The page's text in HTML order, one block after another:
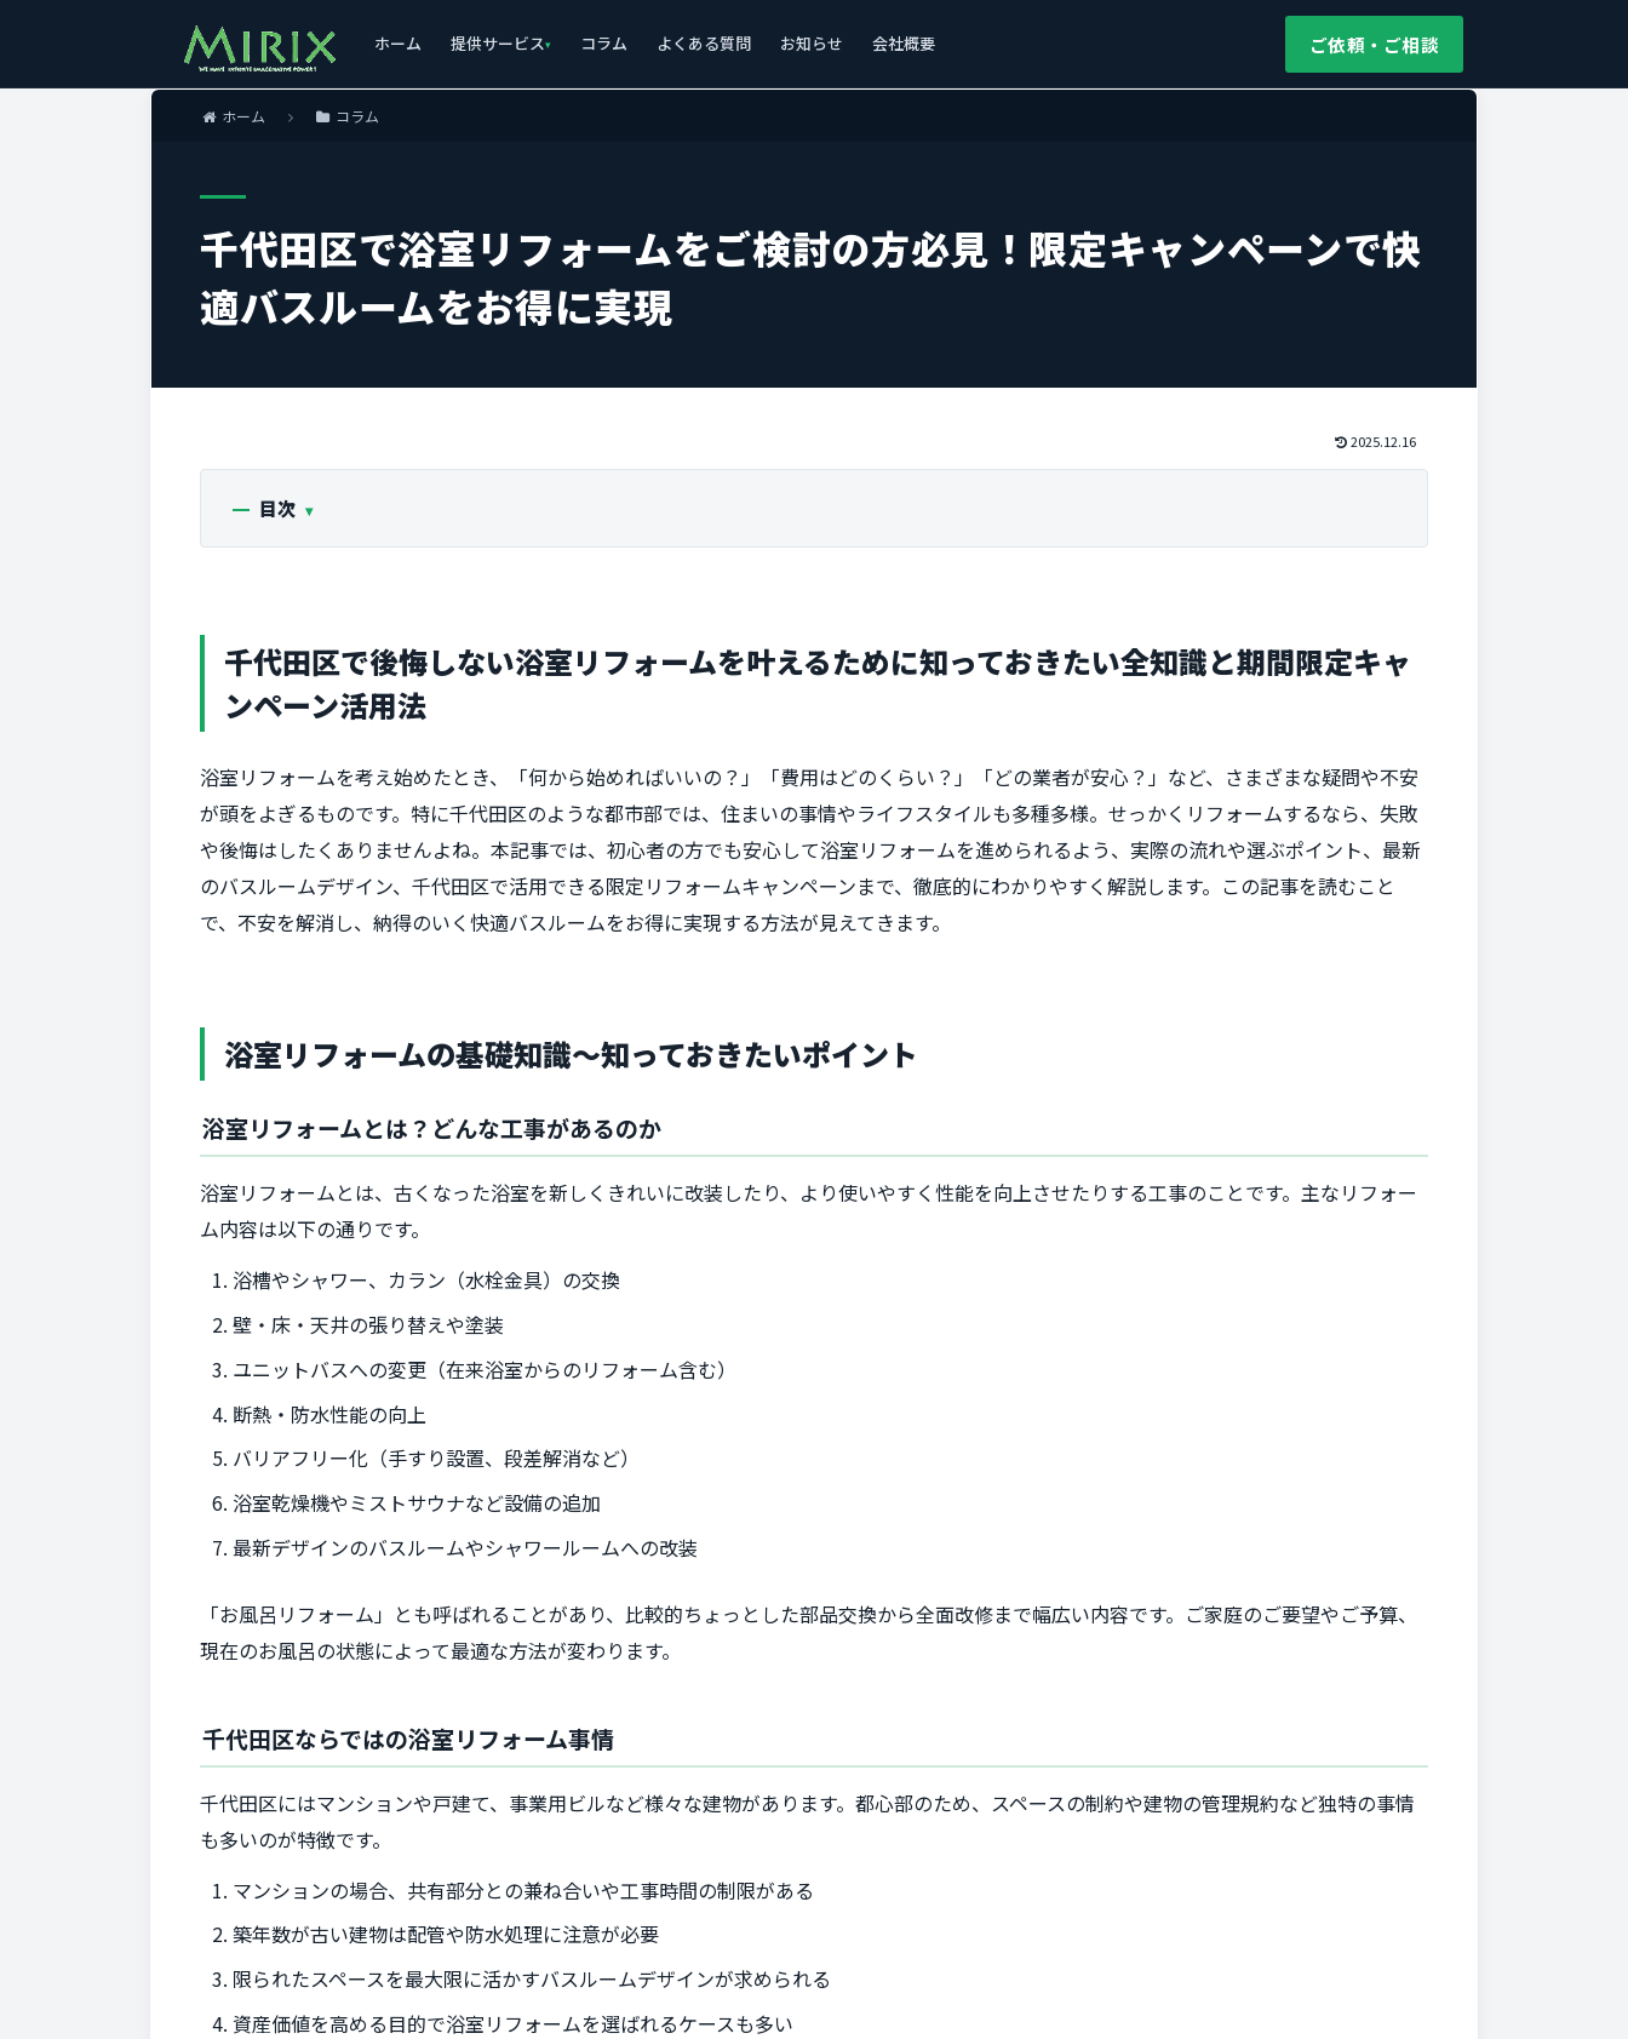
ご依頼・ご相談
ホーム 提供サービス コラム よくある質問 お知らせ 会社概要
ホーム コラム
千代田区で浴室リフォームをご検討の方必見！限定キャンペーンで快
適バスルームをお得に実現
2025.12.16
目次
千代田区で後悔しない浴室リフォームを叶えるために知っておきたい全知識と期間限定キャ
ンペーン活用法
浴室リフォームを考え始めたとき、「何から始めればいいの？」「費用はどのくらい？」「どの業者が安心？」など、さまざまな疑問や不安
が頭をよぎるものです。特に千代田区のような都市部では、住まいの事情やライフスタイルも多種多様。せっかくリフォームするなら、失敗
や後悔はしたくありませんよね。本記事では、初心者の方でも安心して浴室リフォームを進められるよう、実際の流れや選ぶポイント、最新
のバスルームデザイン、千代田区で活用できる限定リフォームキャンペーンまで、徹底的にわかりやすく解説します。この記事を読むこと
で、不安を解消し、納得のいく快適バスルームをお得に実現する方法が見えてきます。
浴室リフォームの基礎知識～知っておきたいポイント
浴室リフォームとは？どんな工事があるのか
浴室リフォームとは、古くなった浴室を新しくきれいに改装したり、より使いやすく性能を向上させたりする工事のことです。主なリフォー
ム内容は以下の通りです。
浴槽やシャワー、カラン（水栓金具）の交換
壁・床・天井の張り替えや塗装
ユニットバスへの変更（在来浴室からのリフォーム含む）
断熱・防水性能の向上
バリアフリー化（手すり設置、段差解消など）
浴室乾燥機やミストサウナなど設備の追加
最新デザインのバスルームやシャワールームへの改装
「お風呂リフォーム」とも呼ばれることがあり、比較的ちょっとした部品交換から全面改修まで幅広い内容です。ご家庭のご要望やご予算、
現在のお風呂の状態によって最適な方法が変わります。
千代田区ならではの浴室リフォーム事情
千代田区にはマンションや戸建て、事業用ビルなど様々な建物があります。都心部のため、スペースの制約や建物の管理規約など独特の事情
も多いのが特徴です。
マンションの場合、共有部分との兼ね合いや工事時間の制限がある
築年数が古い建物は配管や防水処理に注意が必要
限られたスペースを最大限に活かすバスルームデザインが求められる
資産価値を高める目的で浴室リフォームを選ばれるケースも多い